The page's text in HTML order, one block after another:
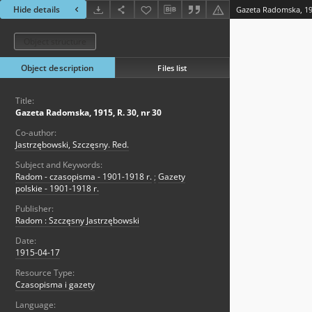
Hide details Gazeta Radomska,
Object description Files list
Title:
Gazeta Radomska, 1915, R. 30, nr 30
Co-author:
Jastrzębowski, Szczęsny. Red.
Subject and Keywords:
Radom - czasopisma - 1901-1918 r. ; Gazety
polskie - 1901-1918 r.
Publisher:
Radom : Szczęsny Jastrzębowski
Date:
1915-04-17
Resource Type:
Czasopisma i gazety
Language: